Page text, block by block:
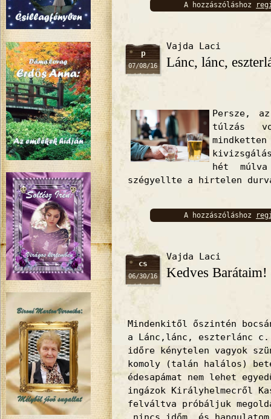
A hozzászóláshoz
p
07/08/16
Vajda Laci
Lánc, lánc,
Persze,
túlzás
hét
szégyellte a hirtelen
A hozzászóláshoz
cs
06/30/16
Vajda Laci
Kedves Barátaim!
Mindenkitől őszintén
a Lánc,lánc, eszterlánc
időre kénytelen vagyok
komoly (talán halálos)
édesapámat nem lehet
ingázok Királyhelmecről
felváltva próbáljuk